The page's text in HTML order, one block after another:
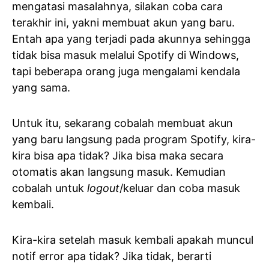
mengatasi masalahnya, silakan coba cara
terakhir ini, yakni membuat akun yang baru.
Entah apa yang terjadi pada akunnya sehingga
tidak bisa masuk melalui Spotify di Windows,
tapi beberapa orang juga mengalami kendala
yang sama.
Untuk itu, sekarang cobalah membuat akun
yang baru langsung pada program Spotify, kira-
kira bisa apa tidak? Jika bisa maka secara
otomatis akan langsung masuk. Kemudian
cobalah untuk logout/keluar dan coba masuk
kembali.
Kira-kira setelah masuk kembali apakah muncul
notif error apa tidak? Jika tidak, berarti